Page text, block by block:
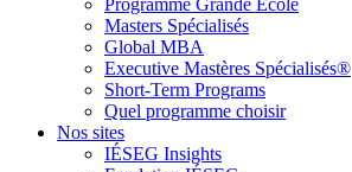
Masters Spécialisés
Global MBA
Executive Mastères Spécialisés®
Short-Term Programs
Quel programme choisir
Nos sites
IÉSEG Insights